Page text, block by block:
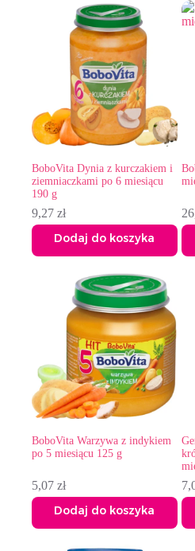
BoboVita Dynia z kurczakiem i
ziemniaczkami po 6 miesiącu
190 g
9,27 zł
Dodaj do koszyka
BoboVita Warzywa z indykiem
po 5 miesiącu 125 g
5,07 zł
Dodaj do koszyka